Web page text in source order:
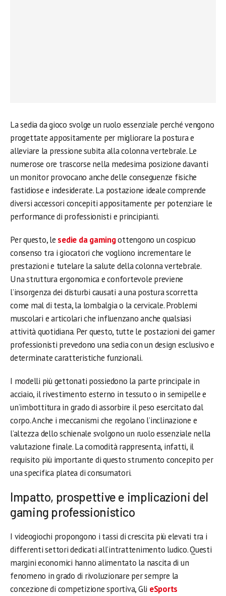
La sedia da gioco svolge un ruolo essenziale perché vengono
progettate appositamente per migliorare la postura e
alleviare la pressione subita alla colonna vertebrale. Le
numerose ore trascorse nella medesima posizione davanti
un monitor provocano anche delle conseguenze fisiche
fastidiose e indesiderate. La postazione ideale comprende
diversi accessori concepiti appositamente per potenziare le
performance di professionisti e principianti.
Per questo, le sedie da gamingottengono un cospicuo
consenso tra i giocatori che vogliono incrementare le
prestazioni e tutelare la salute della colonna vertebrale.
Una struttura ergonomica e confortevole previene
l’insorgenza dei disturbi causati a una postura scorretta
come mal di testa, la lombalgia o la cervicale. Problemi
muscolari e articolari che influenzano anche qualsiasi
attività quotidiana. Per questo, tutte le postazioni dei gamer
professionisti prevedono una sedia con un design esclusivo e
determinate caratteristiche funzionali.
I modelli più gettonati possiedono la parte principale in
acciaio, il rivestimento esterno in tessuto o in semipelle e
un’imbottitura in grado di assorbire il peso esercitato dal
corpo. Anche i meccanismi che regolano l’inclinazione e
l’altezza dello schienale svolgono un ruolo essenziale nella
valutazione finale. La comodità rappresenta, infatti, il
requisito più importante di questo strumento concepito per
una specifica platea di consumatori.
Impatto, prospettive e implicazioni del
gaming professionistico
I videogiochi propongono i tassi di crescita più elevati tra i
differenti settori dedicati all’intrattenimento ludico. Questi
margini economici hanno alimentato la nascita di un
fenomeno in grado di rivoluzionare per sempre la
concezione di competizione sportiva, Gli eSports